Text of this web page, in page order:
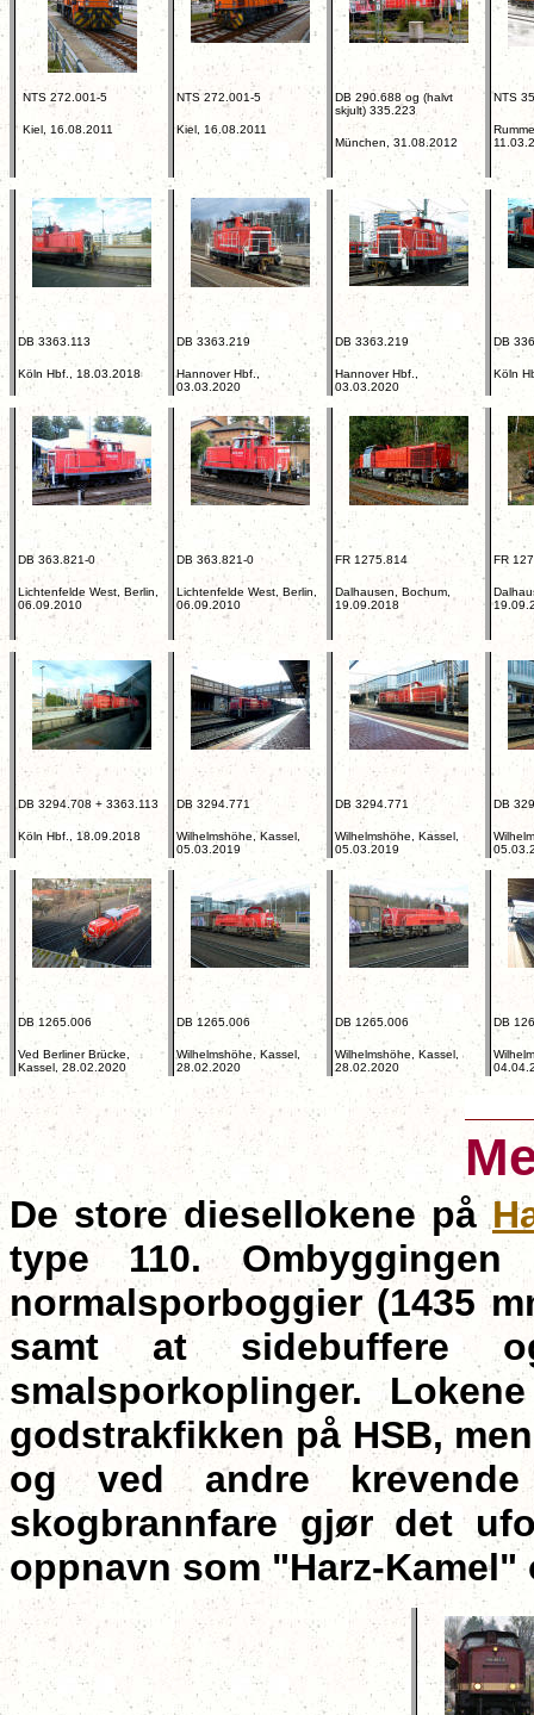
NTS 272.001-5
Kiel, 16.08.2011
NTS 272.001-5
Kiel, 16.08.2011
DB 290.688 og (halvt
skjult) 335.223
München, 31.08.2012
NTS
DB 3363.113
Köln Hbf., 18.03.2018
DB 3363.219
Hannover Hbf.,
03.03.2020
DB 3363.219
Hannover Hbf.,
03.03.2020
DB
Köln
DB 363.821-0
Lichtenfelde West, Berlin,
06.09.2010
DB 363.821-0
Lichtenfelde West, Berlin,
06.09.2010
FR 1275.814
Dalhausen, Bochum,
19.09.2018
FR
DB 3294.708 + 3363.113
Köln Hbf., 18.09.2018
DB 3294.771
Wilhelmshöhe, Kassel,
05.03.2019
DB 3294.771
Wilhelmshöhe, Kassel,
05.03.2019
DB
DB 1265.006
Ved Berliner Brücke,
Kassel, 28.02.2020
DB 1265.006
Wilhelmshöhe, Kassel,
28.02.2020
DB 1265.006
Wilhelmshöhe, Kassel,
28.02.2020
DB
De store diesellokene på
type 110.
normalsporboggier (1435
samt at sidebuffere
smalsporkoplinger.
godstrakfikken på HSB,
og ved andre
skogbrannfare gjør det
oppnavn som "Harz-